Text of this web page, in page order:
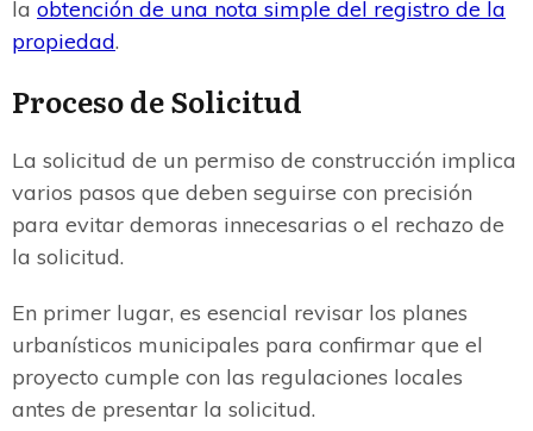
la obtención de una nota simple del registro de la
propiedad.
Proceso de Solicitud
La solicitud de un permiso de construcción implica
varios pasos que deben seguirse con precisión
para evitar demoras innecesarias o el rechazo de
la solicitud.
En primer lugar, es esencial revisar los planes
urbanísticos municipales para confirmar que el
proyecto cumple con las regulaciones locales
antes de presentar la solicitud.